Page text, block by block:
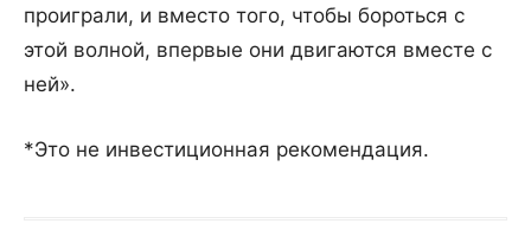
проиграли, и вместо того, чтобы бороться с
этой волной, впервые они двигаются вместе с
ней».
*Это не инвестиционная рекомендация.